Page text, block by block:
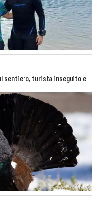
sentiero, turista inseguito e